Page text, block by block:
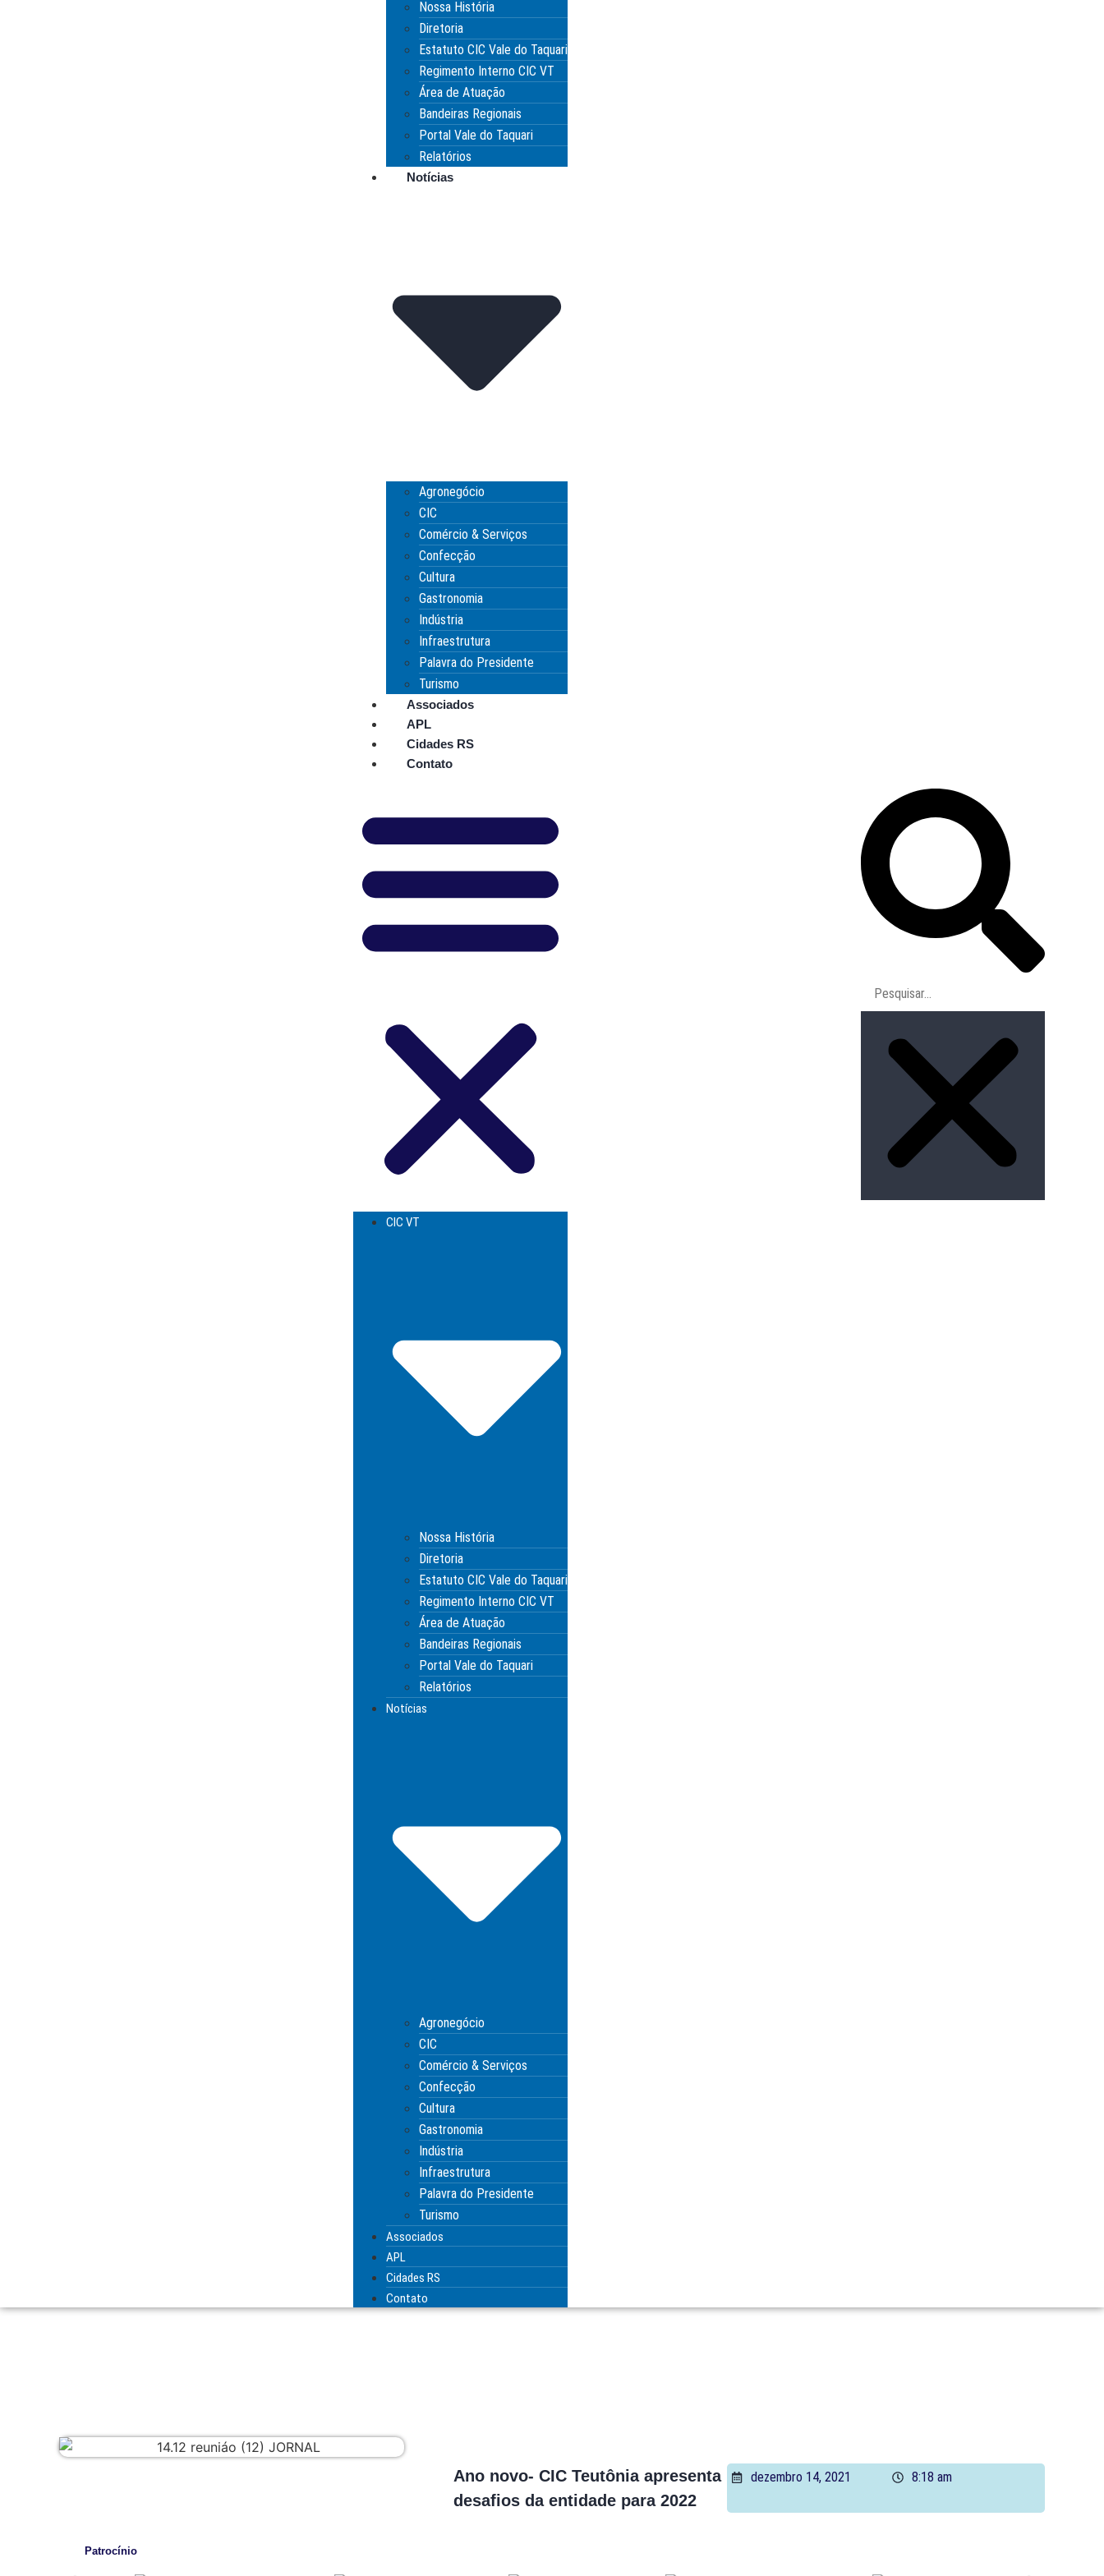
Nossa História
Diretoria
Estatuto CIC Vale do Taquari
Regimento Interno CIC VT
Área de Atuação
Bandeiras Regionais
Portal Vale do Taquari
Relatórios
Notícias
Agronegócio
CIC
Comércio & Serviços
Confecção
Cultura
Gastronomia
Indústria
Infraestrutura
Palavra do Presidente
Turismo
Associados
APL
Cidades RS
Contato
CIC VT
Nossa História
Diretoria
Estatuto CIC Vale do Taquari
Regimento Interno CIC VT
Área de Atuação
Bandeiras Regionais
Portal Vale do Taquari
Relatórios
Notícias
Agronegócio
CIC
Comércio & Serviços
Confecção
Cultura
Gastronomia
Indústria
Infraestrutura
Palavra do Presidente
Turismo
Associados
APL
Cidades RS
Contato
Ano novo- CIC Teutônia apresenta
desafios da entidade para 2022
dezembro 14, 2021 8:18 am
Patrocínio